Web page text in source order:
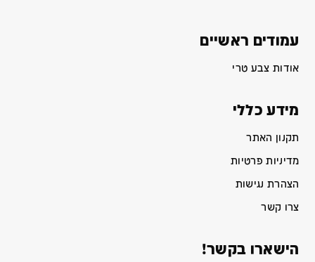
עמודים ראשיים
אודות צבע טרי
מידע כללי
תקנון האתר
מדיניות פרטיות
הצהרת נגישות
צרו קשר
הישארו בקשר!